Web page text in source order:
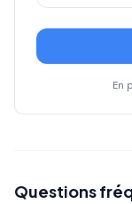
En
Questions